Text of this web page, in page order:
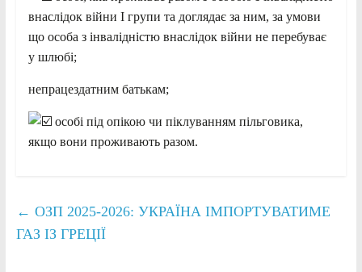
внаслідок війни I групи та доглядає за ним, за умови
що особа з інвалідністю внаслідок війни не перебуває
у шлюбі;
непрацездатним батькам;
особі під опікою чи піклуванням пільговика,
якщо вони проживають разом.
← ОЗП 2025-2026: УКРАЇНА ІМПОРТУВАТИМЕ
ГАЗ ІЗ ГРЕЦІЇ